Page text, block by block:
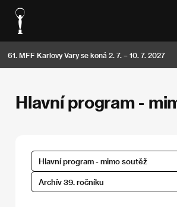
61. MFF Karlovy Vary se koná 2. 7. – 10. 7. 2027
Hlavní program -
Hlavní program - mimo soutěž
Archív 39. ročníku